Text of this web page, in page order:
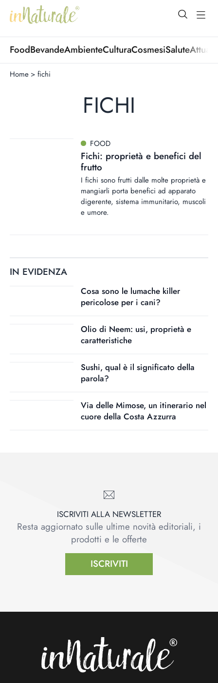
open
FoodBevandeAmbienteCulturaCosmesiSalute
Home > fichi
FICHI
FOOD
Fichi: proprietà e benefici del
frutto
I fichi sono frutti dalle molte proprietà e
mangiarli porta benefici ad apparato
digerente, sistema immunitario, muscoli
e umore.
IN EVIDENZA
Cosa sono le lumache killer
pericolose per i cani?
Olio di Neem: usi, proprietà e
caratteristiche
Sushi, qual è il significato della
parola?
Via delle Mimose, un itinerario nel
cuore della Costa Azzurra
ISCRIVITI ALLA NEWSLETTER
Resta aggiornato sulle ultime novità editoriali, i
prodotti e le offerte
ISCRIVITI